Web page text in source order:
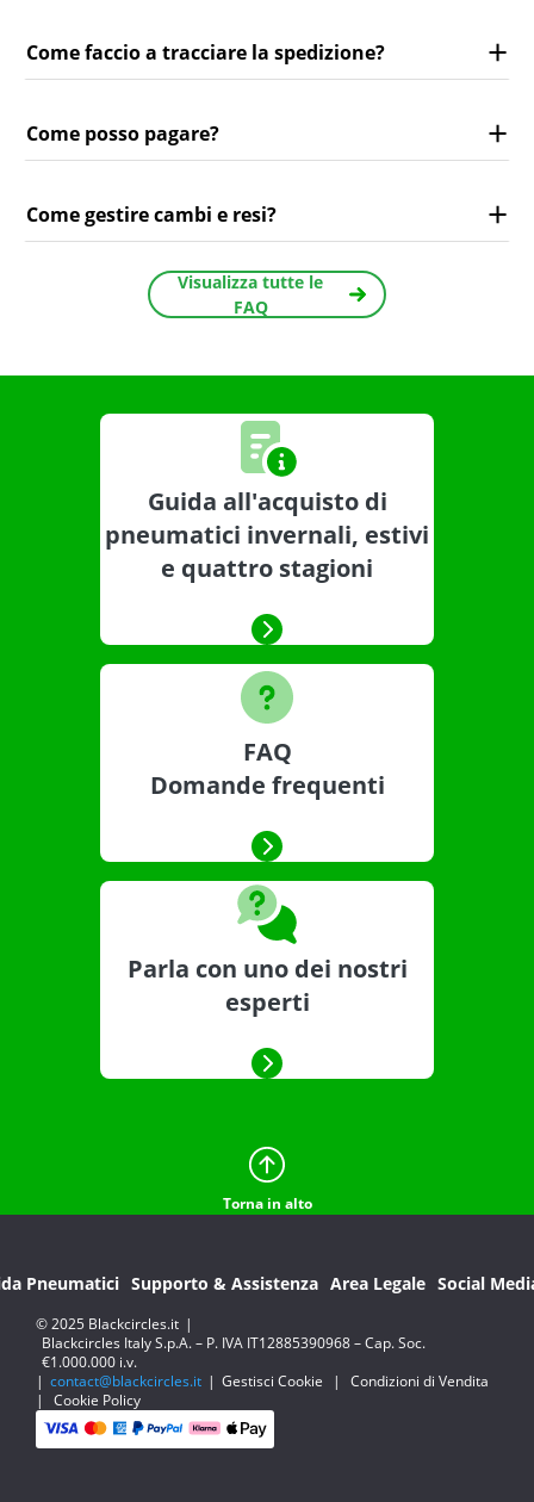
Come faccio a tracciare la spedizione?
Come posso pagare?
Come gestire cambi e resi?
Visualizza tutte le
FAQ
Guida all'acquisto di
pneumatici invernali, estivi
e quattro stagioni
FAQ
Domande frequenti
Parla con uno dei nostri
esperti
Torna in alto
Pneumatici Supporto & Assistenza Area Legale Social
© 2025 Blackcircles.it |
Blackcircles Italy S.p.A. – P. IVA IT12885390968 – Cap. Soc.
€1.000.000 i.v.
| contact@blackcircles.it | Gestisci Cookie |
Condizioni di Vendita
|
Cookie Policy